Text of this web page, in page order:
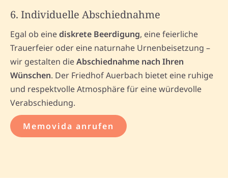
6. Individuelle Abschiednahme
Egal ob einediskrete Beerdigung, eine feierliche
Trauerfeier oder eine naturnahe Urnenbeisetzung –
wir gestalten dieAbschiednahme nach Ihren
Wünschen. Der Friedhof Auerbach bietet eine ruhige
und respektvolle Atmosphäre für eine würdevolle
Verabschiedung.
Memovida anrufen